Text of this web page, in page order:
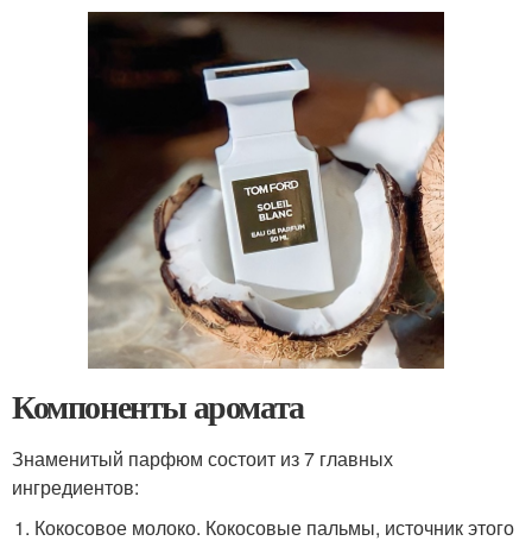
Компоненты аромата
Знаменитый парфюм состоит из 7 главных
ингредиентов:
Кокосовое молоко. Кокосовые пальмы, источник этого